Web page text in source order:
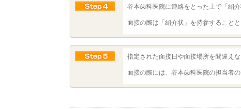
谷本歯科医院に連絡をとった上で「紹介
面接の際は「紹介状」を持参することと
指定された面接日や面接場所を間違え
面接の際には、谷本歯科医院の担当者